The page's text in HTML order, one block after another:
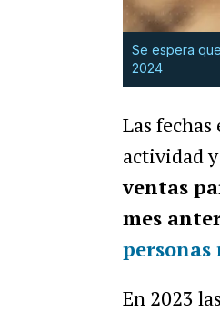
Se espera
2024
Las
actividad
ventas
mes
En 2023